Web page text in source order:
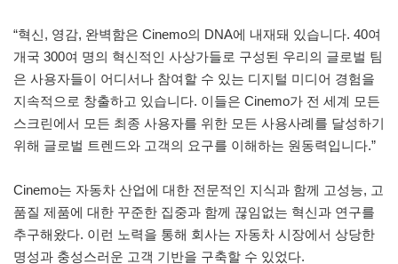
“혁신, 영감, 완벽함은 Cinemo의 DNA에 내재돼 있습니다. 40여
개국 300여 명의 혁신적인 사상가들로 구성된 우리의 글로벌 팀
은 사용자들이 어디서나 참여할 수 있는 디지털 미디어 경험을
지속적으로 창출하고 있습니다. 이들은 Cinemo가 전 세계 모든
스크린에서 모든 최종 사용자를 위한 모든 사용사례를 달성하기
위해 글로벌 트렌드와 고객의 요구를 이해하는 원동력입니다.”
Cinemo는 자동차 산업에 대한 전문적인 지식과 함께 고성능, 고
품질 제품에 대한 꾸준한 집중과 함께 끊임없는 혁신과 연구를
추구해왔다. 이런 노력을 통해 회사는 자동차 시장에서 상당한
명성과 충성스러운 고객 기반을 구축할 수 있었다.